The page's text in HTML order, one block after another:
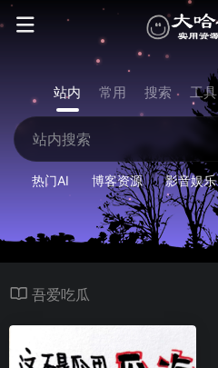
站内 常用 搜索 工具
热门AI 博客资源 影音娱乐
吾爱吃瓜